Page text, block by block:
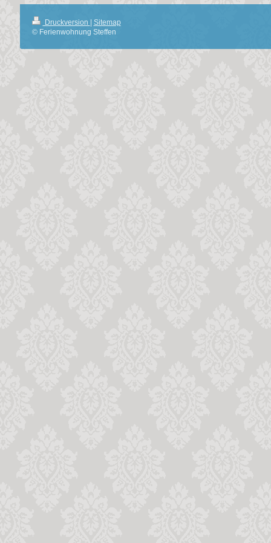
Druckversion | Sitemap
© Ferienwohnung Steffen